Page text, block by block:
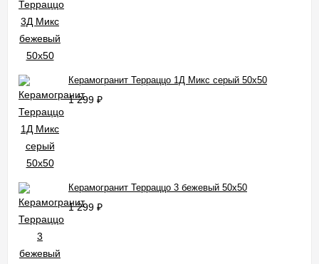
Керамогранит Терраццо 1Д Микс серый 50x50
1 299 ₽
Керамогранит Терраццо 3 бежевый 50x50
1 299 ₽